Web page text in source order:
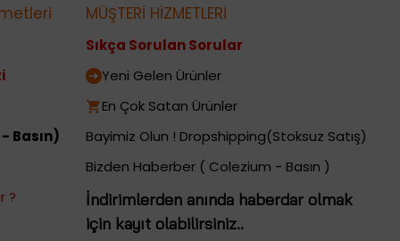
Basın)
?
MÜŞTERİ HİZMETLERİ
Sıkça Sorulan Sorular
Yeni Gelen Ürünler
En Çok Satan Ürünler
Bayimiz Olun ! Dropshipping(Stoksuz Satış)
Bizden Haberber ( Colezium - Basın )
İndirimlerden anında haberdar olmak
için kayıt olabilirsiniz..